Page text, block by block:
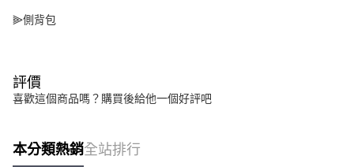
⫸側背包
評價
喜歡這個商品嗎？購買後給他一個好評吧
本分類熱銷全站排行